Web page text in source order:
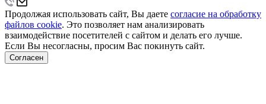
Продолжая использовать сайт, Вы даете согласие на обработку
файлов cookie. Это позволяет нам анализировать
взаимодействие посетителей с сайтом и делать его лучше.
Если Вы несогласны, просим Вас покинуть сайт.
Согласен